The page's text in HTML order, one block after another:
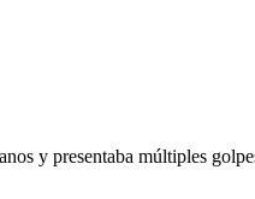
y presentaba múltiples